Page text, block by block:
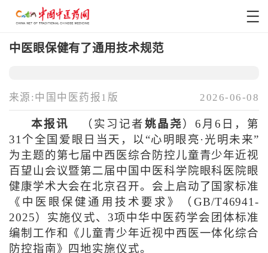
中医眼保健有了通用技术规范
来源:中国中医药报1版 2026-06-08
本报讯 （实习记者 姚晶尧 ）6月6日，第
31个全国爱眼日当天，以“心明眼亮·光明未来”
为主题的第七届中西医综合防控儿童青少年近视
百望山会议暨第二届中国中医科学院眼科医院眼
健康学术大会在北京召开。会上启动了国家标准
《中医眼保健通用技术要求》（GB/T46941-
2025）实施仪式、3项中华中医药学会团体标准
编制工作和《儿童青少年近视中西医一体化综合
防控指南》四地实施仪式。